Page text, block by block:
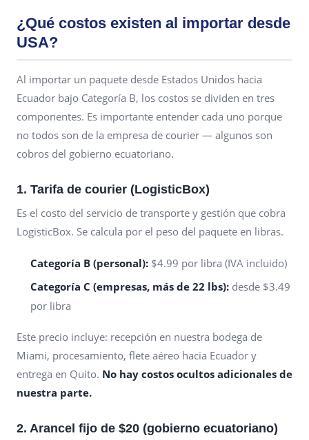
¿Qué costos existen al importar desde
USA?
Al importar un paquete desde Estados Unidos hacia
Ecuador bajo Categoría B, los costos se dividen en tres
componentes. Es importante entender cada uno porque
no todos son de la empresa de courier — algunos son
cobros del gobierno ecuatoriano.
1. Tarifa de courier (LogisticBox)
Es el costo del servicio de transporte y gestión que cobra
LogisticBox. Se calcula por el peso del paquete en libras.
Categoría B (personal): $4.99 por libra (IVA incluido)
Categoría C (empresas, más de 22 lbs): desde $3.49
por libra
Este precio incluye: recepción en nuestra bodega de
Miami, procesamiento, flete aéreo hacia Ecuador y
entrega en Quito. No hay costos ocultos adicionales de
nuestra parte.
2. Arancel fijo de $20 (gobierno ecuatoriano)